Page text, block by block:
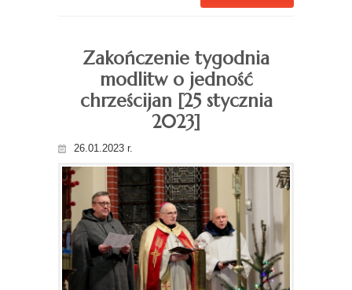
Zakończenie tygodnia
modlitw o jedność
chrześcijan [25 stycznia
2023]
26.01.2023 r.